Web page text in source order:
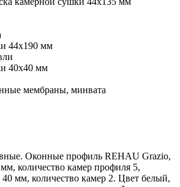
44х190 мм
40х40 мм
мембраны, минвата
Оконные профиль REHAU Grazio,
количество камер профиля 5,
40 мм, количество камер 2. Цвет белый,